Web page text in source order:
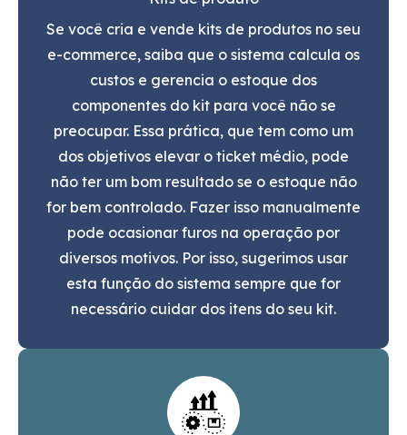
Se você cria e vende kits de produtos no seu
e-commerce, saiba que o sistema calcula os
custos e gerencia o estoque dos
componentes do kit para você não se
preocupar. Essa prática, que tem como um
dos objetivos elevar o ticket médio, pode
não ter um bom resultado se o estoque não
for bem controlado. Fazer isso manualmente
pode ocasionar furos na operação por
diversos motivos. Por isso, sugerimos usar
esta função do sistema sempre que for
necessário cuidar dos itens do seu kit.